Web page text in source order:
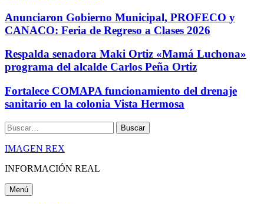
Anunciaron Gobierno Municipal, PROFECO y
CANACO: Feria de Regreso a Clases 2026
Respalda senadora Maki Ortiz «Mamá Luchona»
programa del alcalde Carlos Peña Ortiz
Fortalece COMAPA funcionamiento del drenaje
sanitario en la colonia Vista Hermosa
Buscar
IMAGEN REX
INFORMACIÓN REAL
Menú